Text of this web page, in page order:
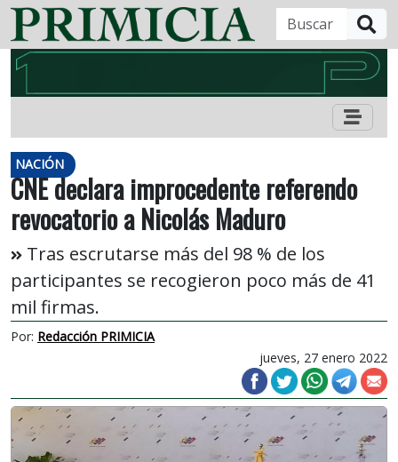
NACIÓN
CNE declara improcedente referendo
revocatorio a Nicolás Maduro
Tras escrutarse más del 98 % de los
participantes se recogieron poco más de 41
mil firmas.
Por: Redacción PRIMICIA
jueves, 27 enero 2022